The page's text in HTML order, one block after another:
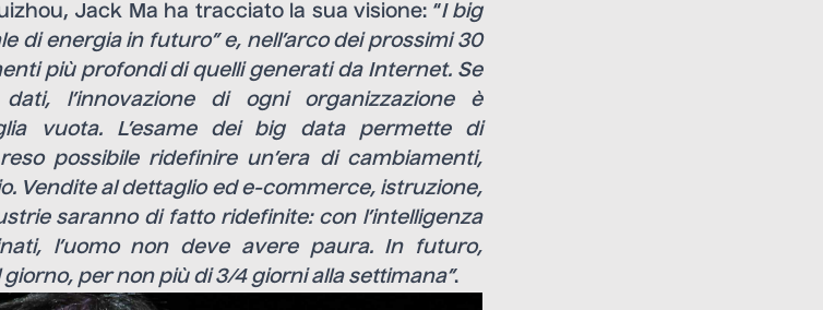
Jack Ma ha tracciato la sua visione: “I big
di energia in futuro” e, nell’arco dei prossimi 30
più profondi di quelli generati da Internet. Se
l’innovazione di ogni organizzazione è
vuota. L’esame dei big data permette di
possibile ridefinire un’era di cambiamenti,
Vendite al dettaglio ed e-commerce, istruzione,
saranno di fatto ridefinite: con l’intelligenza
l’uomo non deve avere paura. In futuro,
per non più di 3/4 giorni alla settimana”.